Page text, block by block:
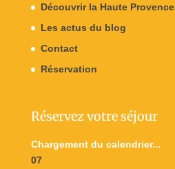
Découvrir la Haute Provence
Les actus du blog
Contact
Réservation
Réservez votre séjour
Chargement du calendrier...
07